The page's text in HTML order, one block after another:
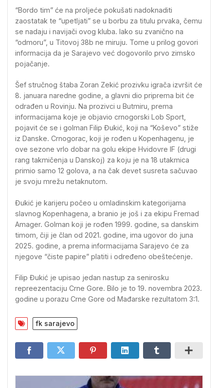
“Bordo tim” će na proljeće pokušati nadoknaditi
zaostatak te “upetljati” se u borbu za titulu prvaka, čemu
se nadaju i navijači ovog kluba. Iako su zvanično na
“odmoru”, u Titovoj 38b ne miruju. Tome u prilog govori
informacija da je Sarajevo već dogovorilo prvo zimsko
pojačanje.
Šef stručnog štaba Zoran Zekić prozivku igrača izvršit će
8. januara naredne godine, a glavni dio priprema bit će
odrađen u Rovinju. Na prozivci u Butmiru, prema
informacijama koje je objavio crnogorski Lob Sport,
pojavit će se i golman Filip Đukić, koji na “Koševo” stiže
iz Danske. Crnogorac, koji je rođen u Kopenhagenu, je
ove sezone vrlo dobar na golu ekipe Hvidovre IF (drugi
rang takmičenja u Danskoj) za koju je na 18 utakmica
primio samo 12 golova, a na čak devet susreta sačuvao
je svoju mrežu netaknutom.
Đukić je karijeru počeo u omladinskim kategorijama
slavnog Kopenhagena, a branio je još i za ekipu Fremad
Amager. Golman koji je rođen 1999. godine, sa danskim
timom, čiji je član od 2021. godine, ima ugovor do juna
2025. godine, a prema informacijama Sarajevo će za
njegove “čiste papire” platiti i određeno obeštećenje.
Filip Đukić je upisao jedan nastup za senirosku
repreezentaciju Crne Gore. Bilo je to 19. novembra 2023.
godine u porazu Crne Gore od Mađarske rezultatom 3:1.
fk sarajevo